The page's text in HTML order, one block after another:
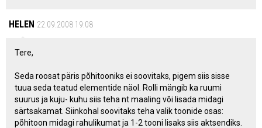
HELEN 22.09.2008 19:08
Tere,
Seda roosat päris põhitooniks ei soovitaks, pigem siis sisse
tuua seda teatud elementide näol. Rolli mängib ka ruumi
suurus ja kuju- kuhu siis teha nt maaling või lisada midagi
särtsakamat. Siinkohal soovitaks teha valik toonide osas:
põhitoon midagi rahulikumat ja 1-2 tooni lisaks siis aktsendiks.